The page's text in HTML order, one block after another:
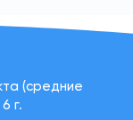
(средние
г.